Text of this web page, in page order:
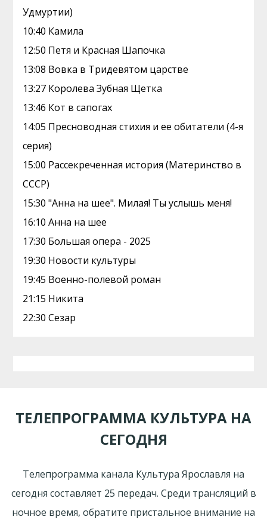
Удмуртии)
10:40 Камила
12:50 Петя и Красная Шапочка
13:08 Вовка в Тридевятом царстве
13:27 Королева Зубная Щетка
13:46 Кот в сапогах
14:05 Пресноводная стихия и ее обитатели (4-я
серия)
15:00 Рассекреченная история (Материнство в
СССР)
15:30 "Анна на шее". Милая! Ты услышь меня!
16:10 Анна на шее
17:30 Большая опера - 2025
19:30 Новости культуры
19:45 Военно-полевой роман
21:15 Никита
22:30 Сезар
ТЕЛЕПРОГРАММА КУЛЬТУРА НА
СЕГОДНЯ
Телепрограмма канала Культура Ярославля на
сегодня составляет 25 передач. Среди трансляций в
ночное время, обратите пристальное внимание на